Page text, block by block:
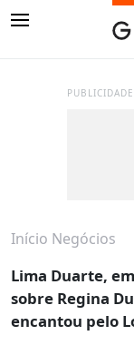
PUBLICIDADE
Início Negócios
Lima Duarte,
sobre Regina
encantou pelo